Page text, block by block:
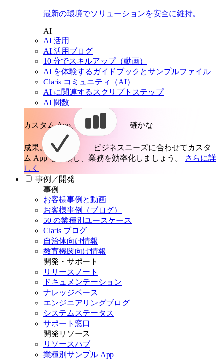
最新の環境でソリューションを安全に維持。
AI
AI 活用
AI 活用ブログ
10 分でスキルアップ（動画）
AI を体験するガイドブックとサンプルファイル
Claris コミュニティ（AI）
AI に関連するスクリプトステップ
AI 関数
カスタム App。 確かな
成果。
ビジネスニーズに合わせてカスタ
ム App を構築し、業務を効率化しましょう。
さらに詳
しく
事例／開発
事例
お客様事例と動画
お客様事例（ブログ）
50 の業種別ユースケース
Claris ブログ
自治体向け情報
教育機関向け情報
開発・サポート
リリースノート
ドキュメンテーション
ナレッジベース
エンジニアリングブログ
システムステータス
サポート窓口
開発リソース
リソースハブ
業種別サンプル App